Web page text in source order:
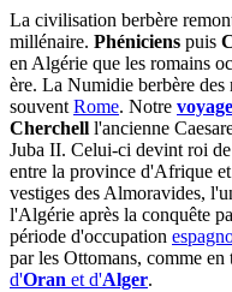
La civilisation berbère
millénaire. Phéniciens puis
en Algérie que les romains
ère. La Numidie berbère des
souventRome. Notre
Cherchell l'ancienne
Juba II. Celui-ci devint roi
entre la province d'Afrique
vestiges des Almoravides,
l'Algérie après la conquête
période d'occupation
par les Ottomans, comme
d'Oran et d'Alger.